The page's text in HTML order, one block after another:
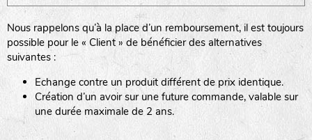
Nous rappelons qu’à la place d’un remboursement, il est toujours
possible pour le « Client » de bénéficier des alternatives
suivantes :
Echange contre un produit différent de prix identique.
Création d’un avoir sur une future commande, valable sur
une durée maximale de 2 ans.